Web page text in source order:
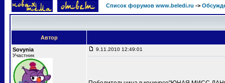
Список форумов www.beledi.ru ->
Автор
Sovynia
Участник
9.11.2010 12:49:01